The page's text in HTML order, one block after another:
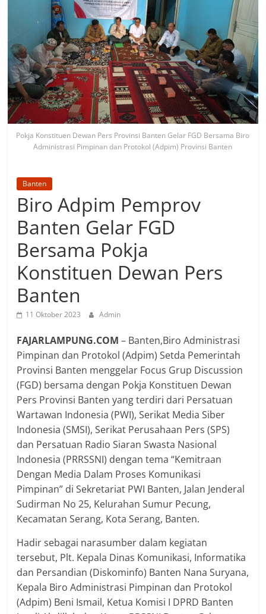
Pokja Konstituen Dewan Pers Provinsi Banten Gelar FGD Bersama Biro
Administrasi Pimpinan dan Protokol (Adpim) Provinsi Banten
Banten
Biro Adpim Pemprov
Banten Gelar FGD
Bersama Pokja
Konstituen Dewan Pers
Banten
11 Oktober 2023 Admin
FAJARLAMPUNG.COM – Banten,Biro Administrasi
Pimpinan dan Protokol (Adpim) Setda Pemerintah
Provinsi Banten menggelar Focus Grup Discussion
(FGD) bersama dengan Pokja Konstituen Dewan
Pers Provinsi Banten yang terdiri dari Persatuan
Wartawan Indonesia (PWI), Serikat Media Siber
Indonesia (SMSI), Serikat Perusahaan Pers (SPS)
dan Persatuan Radio Siaran Swasta Nasional
Indonesia (PRRSSNI) dengan tema “Kemitraan
Dengan Media Dalam Proses Komunikasi
Pimpinan” di Sekretariat PWI Banten, Jalan Jenderal
Sudirman No 25, Kelurahan Sumur Pecung,
Kecamatan Serang, Kota Serang, Banten.
Hadir sebagai narasumber dalam kegiatan
tersebut, Plt. Kepala Dinas Komunikasi, Informatika
dan Persandian (Diskominfo) Banten Nana Suryana,
Kepala Biro Administrasi Pimpinan dan Protokol
(Adpim) Beni Ismail, Ketua Komisi I DPRD Banten